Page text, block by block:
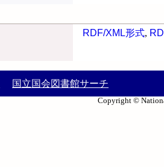
RDF/XML形式,
国立国会図書館サーチ
Copyright ©